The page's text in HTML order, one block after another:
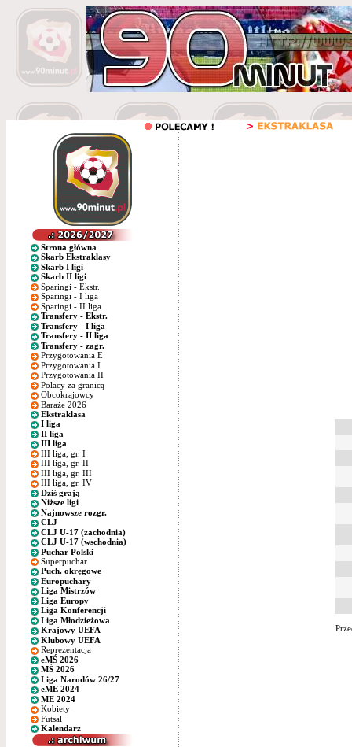
Strona główna
Skarb Ekstraklasy
Skarb I ligi
Skarb II ligi
Sparingi - Ekstr.
Sparingi - I liga
Sparingi - II liga
Transfery - Ekstr.
Transfery - I liga
Transfery - II liga
Transfery - zagr.
Przygotowania E
Przygotowania I
Przygotowania II
Polacy za granicą
Obcokrajowcy
Baraże 2026
Ekstraklasa
I liga
II liga
III liga
III liga, gr. I
III liga, gr. II
III liga, gr. III
III liga, gr. IV
Dziś grają
Niższe ligi
Najnowsze rozgr.
CLJ
CLJ U-17 (zachodnia)
CLJ U-17 (wschodnia)
Puchar Polski
Superpuchar
Puch. okręgowe
Europuchary
Liga Mistrzów
Liga Europy
Liga Konferencji
Liga Młodzieżowa
Krajowy UEFA
Klubowy UEFA
Reprezentacja
eMŚ 2026
MŚ 2026
Liga Narodów 26/27
eME 2024
ME 2024
Kobiety
Futsal
Kalendarz